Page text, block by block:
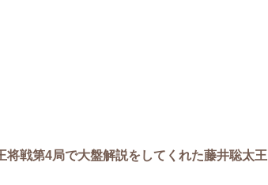
将戦第4局で大盤解説をしてくれた藤井聡太王